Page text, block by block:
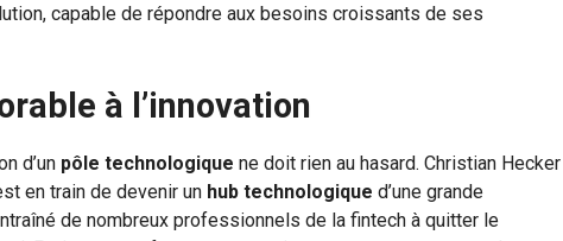
capable de répondre aux besoins croissants de ses
à l’innovation
d’un pôle technologique ne doit rien au hasard. Christian Hecker
en train de devenir un hub technologique d’une grande
de nombreux professionnels de la fintech à quitter le